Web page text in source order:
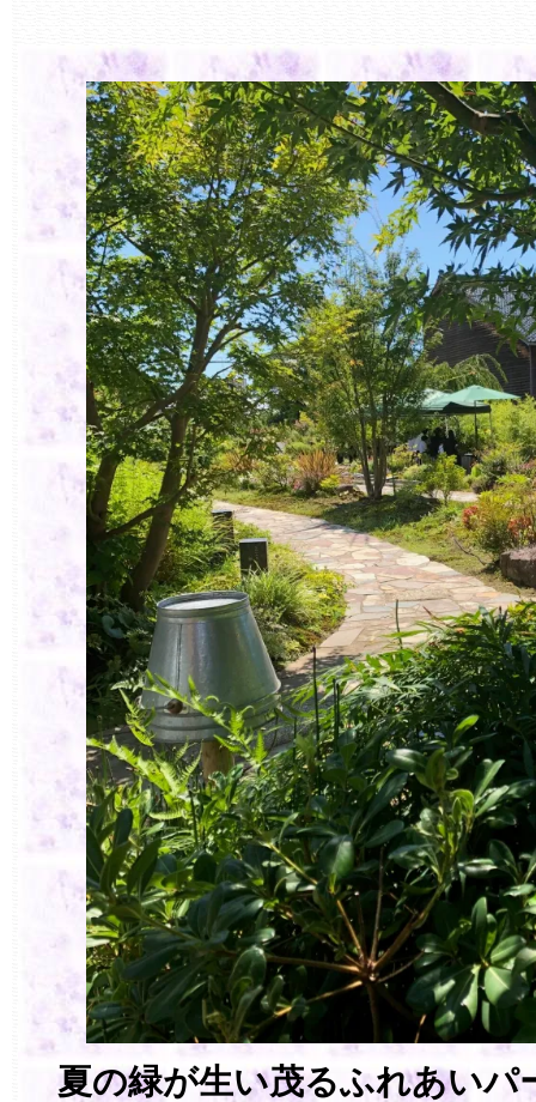
夏の緑が生い茂るふれあい